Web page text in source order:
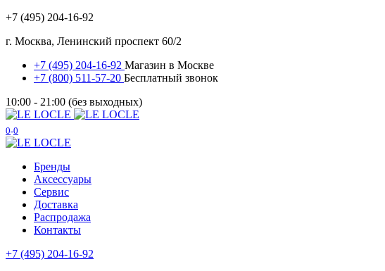
+7 (495) 204-16-92
г. Москва, Ленинский проспект 60/2
+7 (495) 204-16-92 Магазин в Москве
+7 (800) 511-57-20 Бесплатный звонок
10:00 - 21:00 (без выходных)
0 0
Бренды
Аксессуары
Сервис
Доставка
Распродажа
Контакты
+7 (495) 204-16-92